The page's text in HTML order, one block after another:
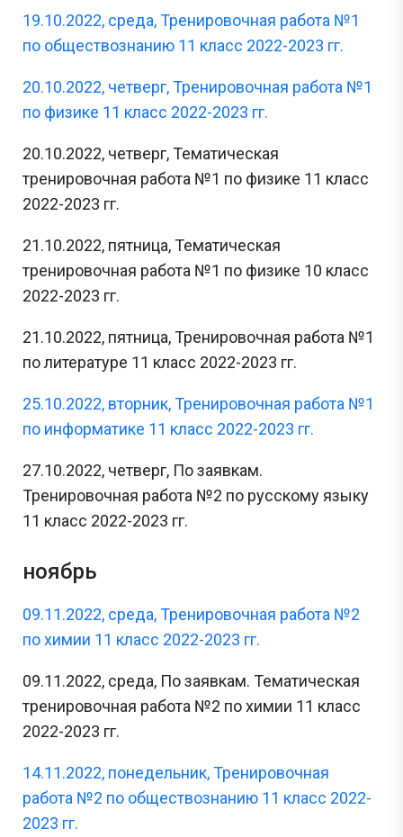
19.10.2022, среда, Тренировочная работа №1
по обществознанию 11 класс 2022-2023 гг.
20.10.2022, четверг, Тренировочная работа №1
по физике 11 класс 2022-2023 гг.
20.10.2022, четверг, Тематическая
тренировочная работа №1 по физике 11 класс
2022-2023 гг.
21.10.2022, пятница, Тематическая
тренировочная работа №1 по физике 10 класс
2022-2023 гг.
21.10.2022, пятница, Тренировочная работа №1
по литературе 11 класс 2022-2023 гг.
25.10.2022, вторник, Тренировочная работа №1
по информатике 11 класс 2022-2023 гг.
27.10.2022, четверг, По заявкам.
Тренировочная работа №2 по русскому языку
11 класс 2022-2023 гг.
ноябрь
09.11.2022, среда, Тренировочная работа №2
по химии 11 класс 2022-2023 гг.
09.11.2022, среда, По заявкам. Тематическая
тренировочная работа №2 по химии 11 класс
2022-2023 гг.
14.11.2022, понедельник, Тренировочная
работа №2 по обществознанию 11 класс 2022-
2023 гг.